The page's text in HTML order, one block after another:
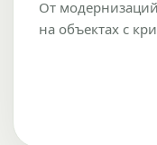
От
на объектах с